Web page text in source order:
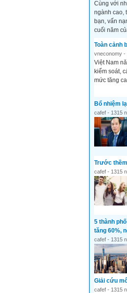
Cùng với
ngành cao,
bạn, vấn
cuối năm
Toàn cảnh
vneconomy -
Việt Nam
kiểm soát,
mức tăng
Bổ nhiệm
cafef - 1315
Trước
cafef - 1315
5 thành
tăng 60%,
cafef - 1315
Giải cứu
cafef - 1315